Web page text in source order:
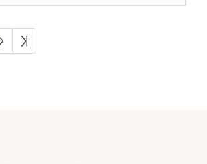
下一頁最後頁